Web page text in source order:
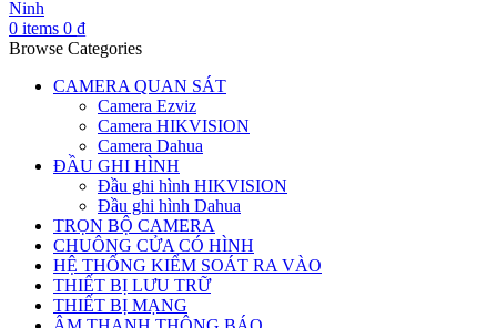
0 items 0 ₫
Browse Categories
CAMERA QUAN SÁT
Camera Ezviz
Camera HIKVISION
Camera Dahua
ĐẦU GHI HÌNH
Đầu ghi hình HIKVISION
Đầu ghi hình Dahua
TRỌN BỘ CAMERA
CHUÔNG CỬA CÓ HÌNH
HỆ THỐNG KIỂM SOÁT RA VÀO
THIẾT BỊ LƯU TRỮ
THIẾT BỊ MẠNG